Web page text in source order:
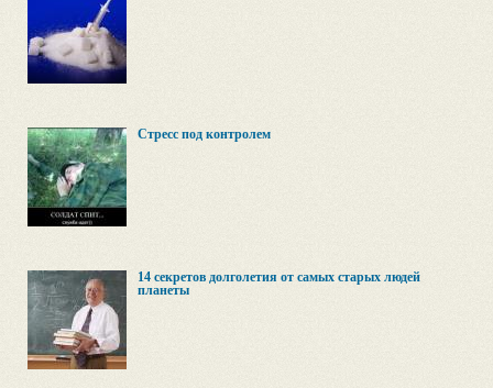
Стресс под контролем
14 секретов долголетия от самых старых людей
планеты